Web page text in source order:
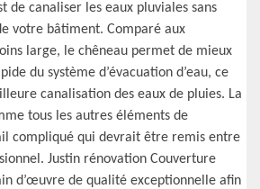
de canaliser les eaux pluviales sans
votre bâtiment. Comparé aux
large, le chêneau permet de mieux
du système d’évacuation d’eau, ce
canalisation des eaux de pluies. La
tous les autres éléments de
compliqué qui devrait être remis entre
Justin rénovation Couverture
d’œuvre de qualité exceptionnelle afin